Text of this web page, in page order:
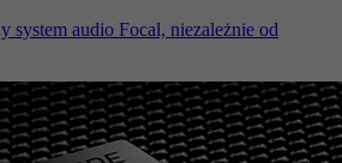
system audio Focal, niezależnie od